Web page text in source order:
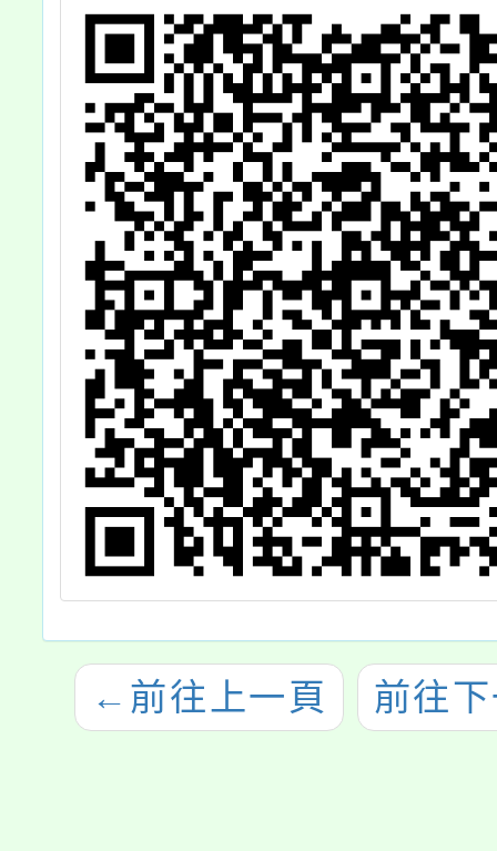
教師
法」
條之1
育部
115
以臺
號令
← 前往上一頁 前往